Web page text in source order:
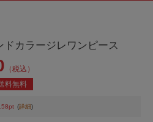
カラージレワンピース
（税込）
料無料
(詳細)